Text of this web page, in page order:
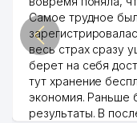
Самое трудное
весь страх сразу
берет на себя
тут хранение
экономия. Раньше
результаты. В